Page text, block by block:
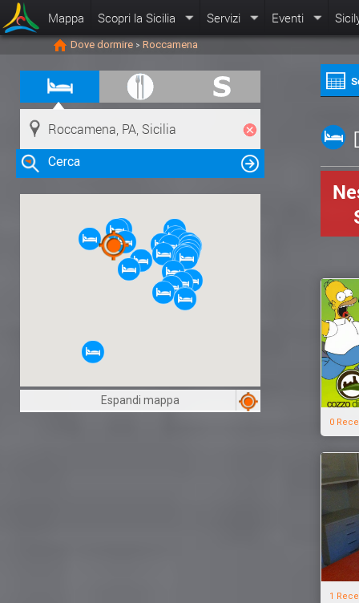
Mappa Scopri la Sicilia Servizi Eventi
Dove dormire > Roccamena
Cerca
Clicca su una risorsa nella mappa
per visualizzare le informazioni
Espandi mappa
0
1